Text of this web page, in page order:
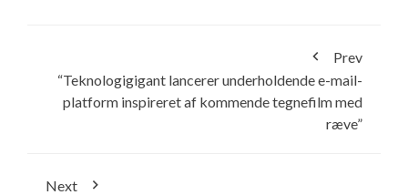
Prev
“Teknologigigant lancerer underholdende e-mail-
platform inspireret af kommende tegnefilm med
ræve”
Next